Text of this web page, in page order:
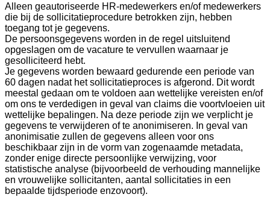
Alleen geautoriseerde HR-medewerkers en/of medewerkers
die bij de sollicitatieprocedure betrokken zijn, hebben
toegang tot je gegevens.
De persoonsgegevens worden in de regel uitsluitend
opgeslagen om de vacature te vervullen waarnaar je
gesolliciteerd hebt.
Je gegevens worden bewaard gedurende een periode van
60 dagen nadat het sollicitatieproces is afgerond. Dit wordt
meestal gedaan om te voldoen aan wettelijke vereisten en/of
om ons te verdedigen in geval van claims die voortvloeien uit
wettelijke bepalingen. Na deze periode zijn we verplicht je
gegevens te verwijderen of te anonimiseren. In geval van
anonimisatie zullen de gegevens alleen voor ons
beschikbaar zijn in de vorm van zogenaamde metadata,
zonder enige directe persoonlijke verwijzing, voor
statistische analyse (bijvoorbeeld de verhouding mannelijke
en vrouwelijke sollicitanten, aantal sollicitaties in een
bepaalde tijdsperiode enzovoort).